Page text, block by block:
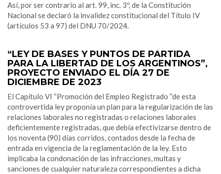
Así, por ser contrario al art. 99, inc. 3º, de la Constitución
Nacional se declaró la invalidez constitucional del Título IV
(artículos 53 a 97) del DNU 70/2024.
“LEY DE BASES Y PUNTOS DE PARTIDA
PARA LA LIBERTAD DE LOS ARGENTINOS”,
PROYECTO ENVIADO EL DÍA 27 DE
DICIEMBRE DE 2023
El Capítulo VI “Promoción del Empleo Registrado “de esta
controvertida ley proponía un plan para la regularización de las
relaciones laborales no registradas o relaciones laborales
deficientemente registradas, que debía efectivizarse dentro de
los noventa (90) días corridos, contados desde la fecha de
entrada en vigencia de la reglamentación de la ley. Esto
implicaba la condonación de las infracciones, multas y
sanciones de cualquier naturaleza correspondientes a dicha